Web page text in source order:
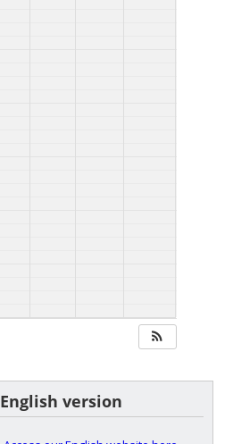
English version